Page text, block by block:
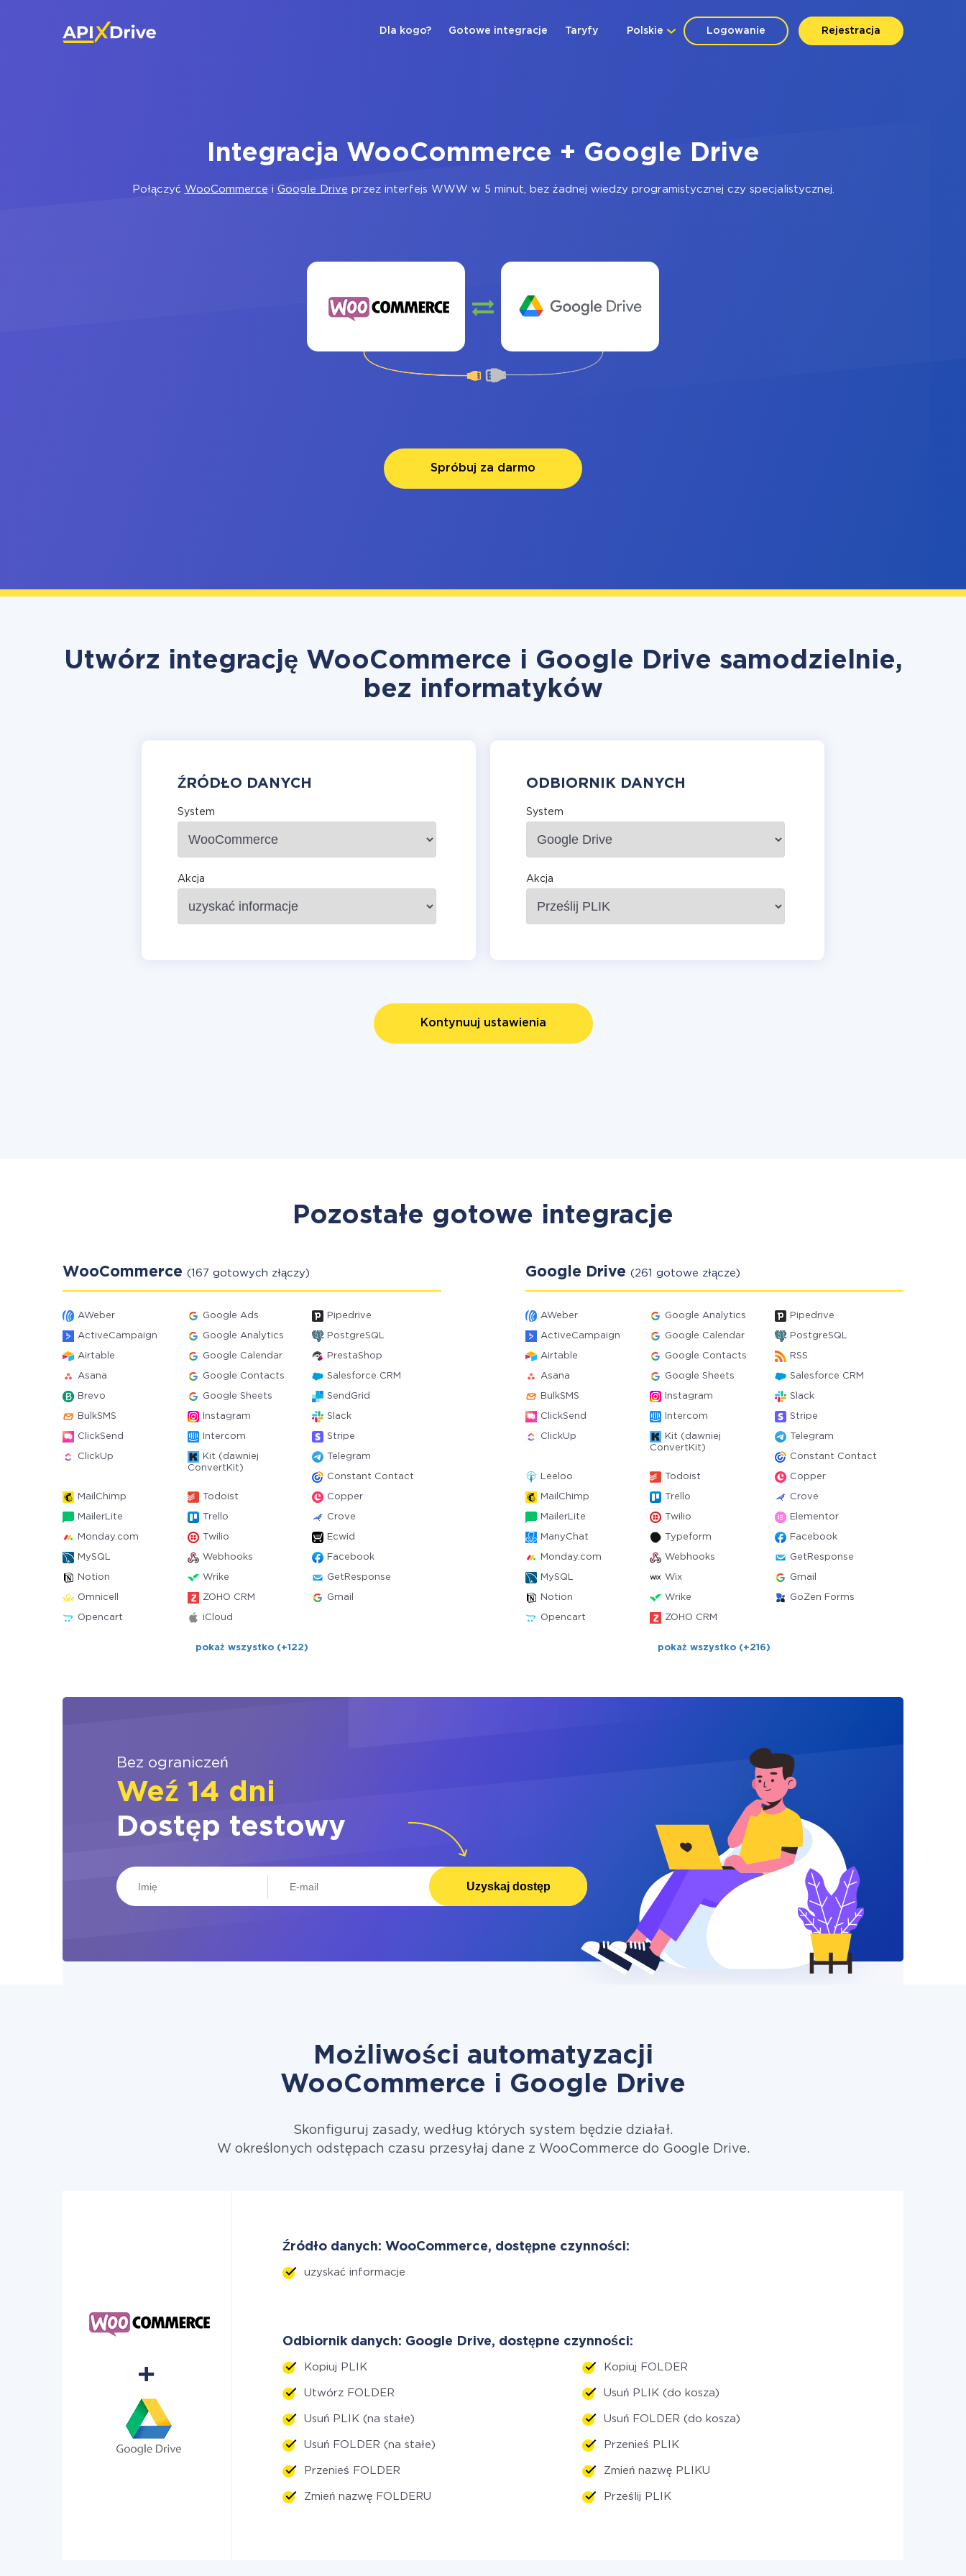
Logowanie Rejestracja
Polskie
Dla kogo? Gotowe integracje Taryfy
Integracja WooCommerce + Google Drive
Połączyć WooCommerce i Google Drive przez interfejs WWW w 5 minut, bez żadnej wiedzy programistycznej czy specjalistycznej.
Spróbuj za darmo
Utwórz integrację WooCommerce i Google Drive samodzielnie,
bez informatyków
ŹRÓDŁO DANYCH
System
Akcja
ODBIORNIK DANYCH
System
Akcja
Kontynuuj ustawienia
Pozostałe gotowe integracje
WooCommerce (167 gotowych złączy)
AWeber Google Ads Pipedrive
ActiveCampaign Google Analytics PostgreSQL
Airtable Google Calendar PrestaShop
Asana Google Contacts Salesforce CRM
Brevo Google Sheets SendGrid
BulkSMS Instagram Slack
ClickSend Intercom Stripe
ClickUp
Kit (dawniej
ConvertKit)
Telegram
Constant Contact
MailChimp Todoist Copper
MailerLite Trello Crove
Monday.com Twilio Ecwid
MySQL Webhooks Facebook
Notion Wrike GetResponse
Omnicell ZOHO CRM Gmail
Opencart iCloud
pokaż wszystko (+122)
Google Drive (261 gotowe złącze)
AWeber Google Analytics Pipedrive
ActiveCampaign Google Calendar PostgreSQL
Airtable Google Contacts RSS
Asana Google Sheets Salesforce CRM
BulkSMS Instagram Slack
ClickSend Intercom Stripe
ClickUp
Kit (dawniej
ConvertKit)
Telegram
Constant Contact
Leeloo Todoist Copper
MailChimp Trello Crove
MailerLite Twilio Elementor
ManyChat Typeform Facebook
Monday.com Webhooks GetResponse
MySQL Wix Gmail
Notion Wrike GoZen Forms
Opencart ZOHO CRM
pokaż wszystko (+216)
Bez ograniczeń
Weź 14 dni
Dostęp testowy
Uzyskaj dostęp
Możliwości automatyzacji
WooCommerce i Google Drive
Skonfiguruj zasady, według których system będzie działał.
W określonych odstępach czasu przesyłaj dane z WooCommerce do Google Drive.
Źródło danych: WooCommerce, dostępne czynności:
uzyskać informacje
Odbiornik danych: Google Drive, dostępne czynności:
Kopiuj PLIK Kopiuj FOLDER
Utwórz FOLDER Usuń PLIK (do kosza)
Usuń PLIK (na stałe) Usuń FOLDER (do kosza)
Usuń FOLDER (na stałe) Przenieś PLIK
Przenieś FOLDER Zmień nazwę PLIKU
Zmień nazwę FOLDERU Prześlij PLIK